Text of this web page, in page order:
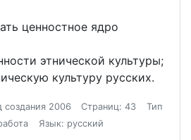
ценностное ядро
этнической культуры;
культуру русских.
создания 2006 Страниц: 43
Тип
Язык: русский